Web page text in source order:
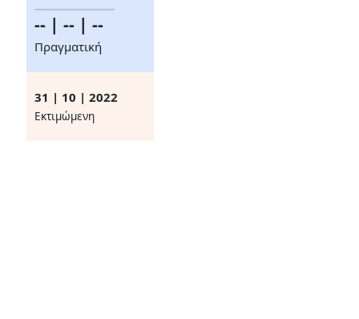
-- | -- | --
Πραγματική
31 | 10 | 2022
Eκτιμώμενη